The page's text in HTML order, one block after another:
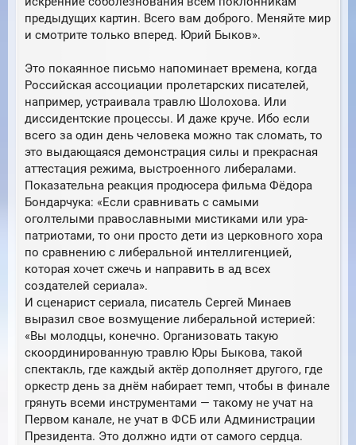
предыдущих картин. Всего вам доброго. Меняйте мир
и смотрите только вперед. Юрий Быков».
Это покаянное письмо напоминает времена, когда
Российская ассоциации пролетарских писателей,
например, устраивала травлю Шолохова. Или
диссидентские процессы. И даже круче. Ибо если
всего за один день человека можно так сломать, то
это выдающаяся демонстрация силы и прекрасная
аттестация режима, выстроенного либералами.
Показательна реакция продюсера фильма Фёдора
Бондарчука: «Если сравнивать с самыми
оголтелыми православными мистиками или ура-
патриотами, то они просто дети из церковного хора
по сравнению с либеральной интеллигенцией,
которая хочет сжечь и направить в ад всех
создателей сериала».
И сценарист сериала, писатель Сергей Минаев
выразил свое возмущение либеральной истерией:
«Вы молодцы, конечно. Организовать такую
скоординированную травлю Юры Быкова, такой
спектакль, где каждый актёр дополняет другого, где
оркестр день за днём набирает темп, чтобы в финале
грянуть всеми инструментами — такому не учат на
Первом канале, не учат в ФСБ или Администрации
Президента. Это должно идти от самого сердца.